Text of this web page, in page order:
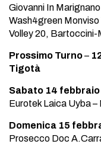
Giovanni In
Wash4green
Volley 20, Bartoccini-
Prossimo Turno–
Tigotà
Sabato 14
Eurotek Laica Uyba –
Domenica 15
Prosecco Doc